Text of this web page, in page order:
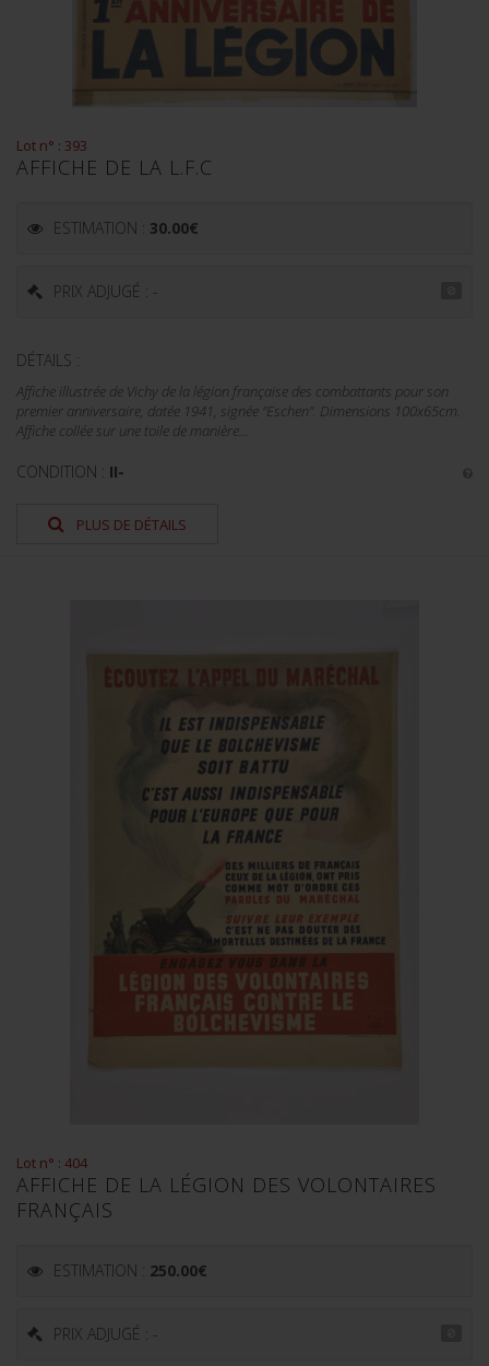
Lot n° : 393
AFFICHE DE LA L.F.C
ESTIMATION : 30.00€
PRIX ADJUGÉ : -
DÉTAILS :
Affiche illustrée de Vichy de la légion française des combattants pour son
premier anniversaire, datée 1941, signée "Eschen". Dimensions 100x65cm.
Affiche collée sur une toile de manière...
CONDITION : II-
PLUS DE DÉTAILS
Lot n° : 404
AFFICHE DE LA LÉGION DES VOLONTAIRES
FRANÇAIS
ESTIMATION : 250.00€
PRIX ADJUGÉ : -